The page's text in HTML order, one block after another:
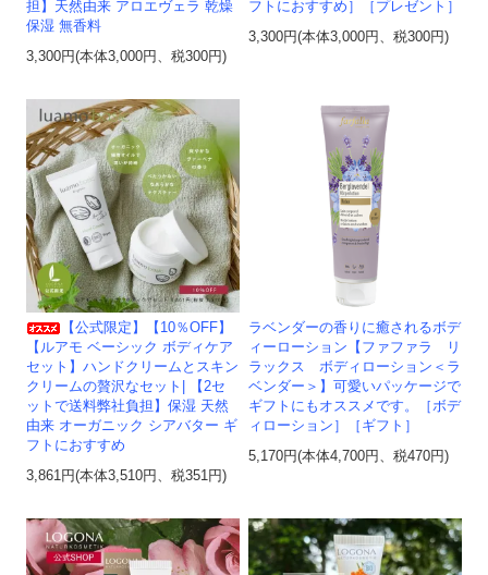
担】天然由来 アロエヴェラ 乾燥
保湿 無香料
3,300円(本体3,000円、税300円)
フトにおすすめ］［プレゼント］
3,300円(本体3,000円、税300円)
【公式限定】【10％OFF】
【ルアモ ベーシック ボディケア
セット】ハンドクリームとスキン
クリームの贅沢なセット| 【2セ
ットで送料弊社負担】保湿 天然
由来 オーガニック シアバター ギ
フトにおすすめ
3,861円(本体3,510円、税351円)
ラベンダーの香りに癒されるボデ
ィーローション【ファファラ リ
ラックス ボディローション＜ラ
ベンダー＞】可愛いパッケージで
ギフトにもオススメです。［ボデ
ィローション］［ギフト］
5,170円(本体4,700円、税470円)